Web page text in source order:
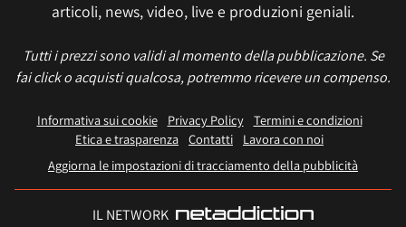
articoli, news, video, live e produzioni geniali.
Tutti i prezzi sono validi al momento della pubblicazione. Se
fai click o acquisti qualcosa, potremmo ricevere un compenso.
Informativa sui cookie Privacy Policy
Termini e condizioni
Etica e trasparenza Contatti
Lavora con noi
Aggiorna le impostazioni di tracciamento della pubblicità
IL NETWORK